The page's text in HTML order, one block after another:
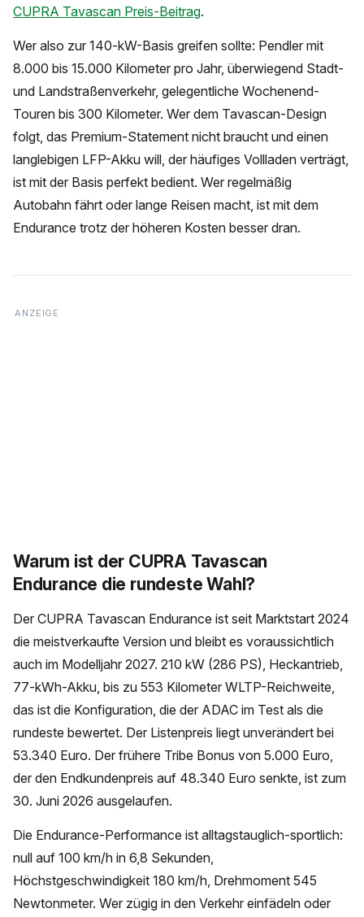
CUPRA Tavascan Preis-Beitrag.
Wer also zur 140-kW-Basis greifen sollte: Pendler mit
8.000 bis 15.000 Kilometer pro Jahr, überwiegend Stadt-
und Landstraßenverkehr, gelegentliche Wochenend-
Touren bis 300 Kilometer. Wer dem Tavascan-Design
folgt, das Premium-Statement nicht braucht und einen
langlebigen LFP-Akku will, der häufiges Vollladen verträgt,
ist mit der Basis perfekt bedient. Wer regelmäßig
Autobahn fährt oder lange Reisen macht, ist mit dem
Endurance trotz der höheren Kosten besser dran.
Warum ist der CUPRA Tavascan
Endurance die rundeste Wahl?
Der CUPRA Tavascan Endurance ist seit Marktstart 2024
die meistverkaufte Version und bleibt es voraussichtlich
auch im Modelljahr 2027. 210 kW (286 PS), Heckantrieb,
77-kWh-Akku, bis zu 553 Kilometer WLTP-Reichweite,
das ist die Konfiguration, die der ADAC im Test als die
rundeste bewertet. Der Listenpreis liegt unverändert bei
53.340 Euro. Der frühere Tribe Bonus von 5.000 Euro,
der den Endkundenpreis auf 48.340 Euro senkte, ist zum
30. Juni 2026 ausgelaufen.
Die Endurance-Performance ist alltagstauglich-sportlich:
null auf 100 km/h in 6,8 Sekunden,
Höchstgeschwindigkeit 180 km/h, Drehmoment 545
Newtonmeter. Wer zügig in den Verkehr einfädeln oder